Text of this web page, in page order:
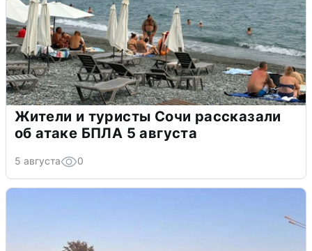
Жители и туристы Сочи рассказали
об атаке БПЛА 5 августа
5 августа 0